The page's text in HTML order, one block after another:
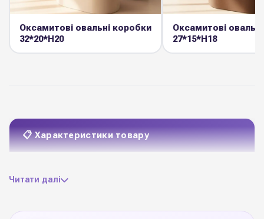
Оксамитові овальні коробки
32*20*Н20
Оксамитові
27*15*Н18
📋 Характеристики товару
Матеріал
Розмір D300H150
Читати далі